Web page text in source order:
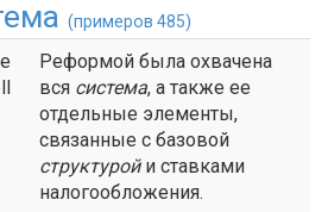
(примеров 485)
Реформой была охвачена
вся система, а также ее
отдельные элементы,
связанные с базовой
структуройи ставками
налогообложения.